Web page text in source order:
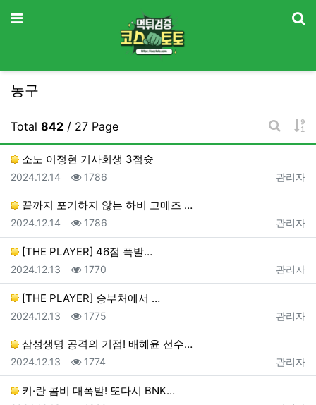
메뉴
농구
Total 842 / 27 Page
게시판
소노 이정현 기사회생 3점슛
등록자
관리자
등록일
2024.12.14 조회
1786
끝까지 포기하지 않는 하비 고메즈 …
등록자
관리자
등록일
2024.12.14 조회
1786
[THE PLAYER] 46점 폭발…
등록자
관리자
등록일
2024.12.13 조회
1770
[THE PLAYER] 승부처에서 …
등록자
관리자
등록일
2024.12.13 조회
1775
삼성생명 공격의 기점! 배혜윤 선수…
등록자
관리자
등록일
2024.12.13 조회
1774
키·란 콤비 대폭발! 또다시 BNK…